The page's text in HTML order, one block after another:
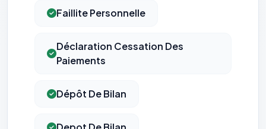
Faillite Personnelle
Déclaration Cessation Des
Paiements
Dépôt De Bilan
Cookies essentiels TOUJOURS ACTIF
peuvent pas être désactivés.
(pages visitées, durée de visite) pour l'améliorer. Données